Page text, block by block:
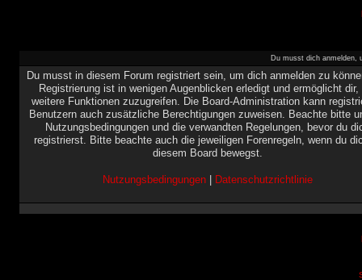
Du musst dich anmelden,
Du musst in diesem Forum registriert sein, um dich anmelden zu
Registrierung ist in wenigen Augenblicken erledigt und ermöglicht dir,
weitere Funktionen zuzugreifen. Die Board-Administration kann
Benutzern auch zusätzliche Berechtigungen zuweisen. Beachte bitte
Nutzungsbedingungen und die verwandten Regelungen, bevor du
registrierst. Bitte beachte auch die jeweiligen Forenregeln, wenn du
diesem Board bewegst.
Nutzungsbedingungen| Datenschutzrichtlinie